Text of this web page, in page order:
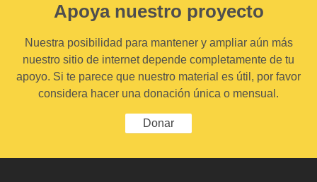
Apoya nuestro proyecto
Nuestra posibilidad para mantener y ampliar aún más
nuestro sitio de internet depende completamente de tu
apoyo. Si te parece que nuestro material es útil, por favor
considera hacer una donación única o mensual.
Donar